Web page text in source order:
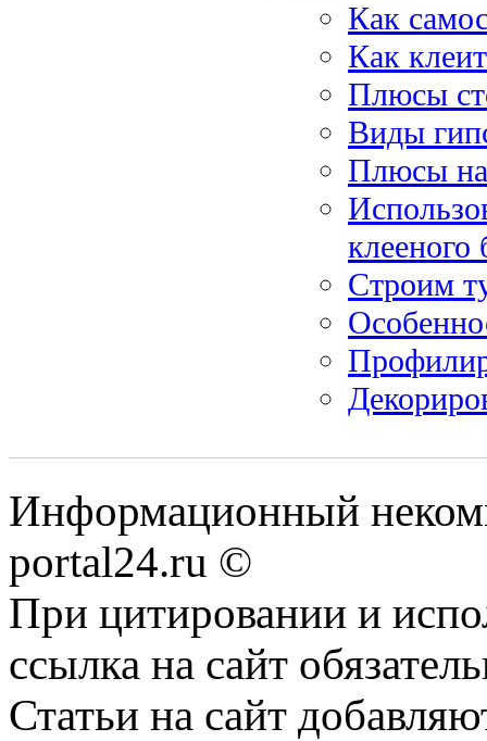
Как
Как
Плюсы
Виды
Плюсы
клееного
Строим
Информационный
portal24.ru ©
При цитировании и
ссылка на сайт
Статьи на сайт